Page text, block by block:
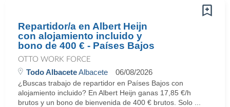
Repartidor/a en Albert Heijn
con alojamiento incluido y
bono de 400 € - Países Bajos
OTTO WORK FORCE
Todo AlbaceteAlbacete 06/08/2026
¿Buscas trabajo de repartidor en Países Bajos con
alojamiento incluido? En Albert Heijn ganas 17,85 €/h
brutos y un bono de bienvenida de 400 € brutos. Solo ...